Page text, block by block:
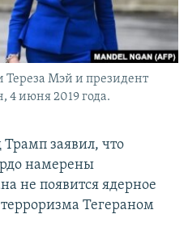
Мэй и президент
июня 2019 года.
заявил, что
намерены
не появится ядерное
Тегераном